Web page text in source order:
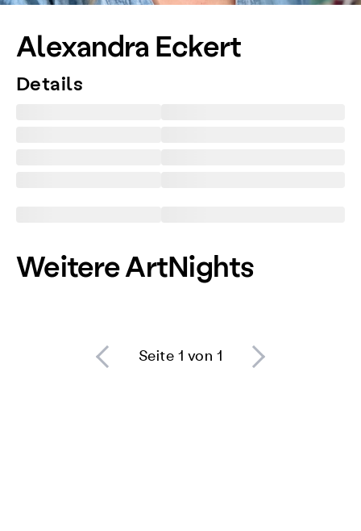
Alexandra Eckert
Details
Weitere ArtNights
Seite 1 von 1